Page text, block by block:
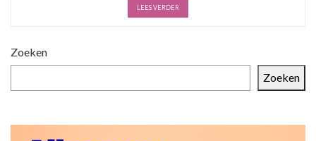
LEES VERDER
Zoeken
Zoeken